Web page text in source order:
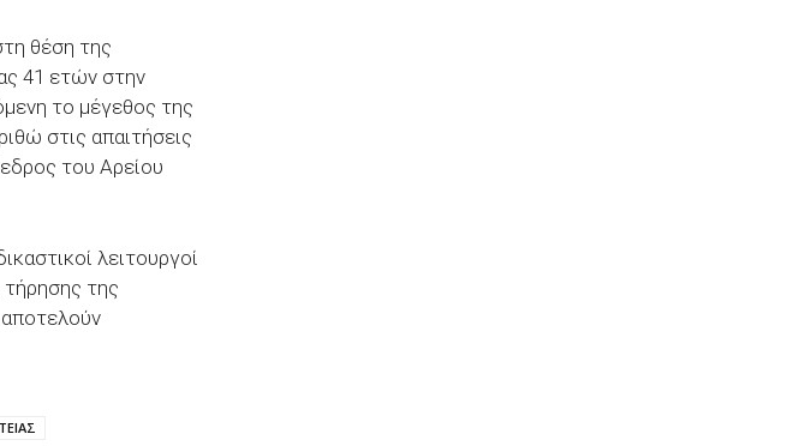
θέση της
41 ετών στην
το μέγεθος της
στις απαιτήσεις
του Αρείου
λειτουργοί
τήρησης της